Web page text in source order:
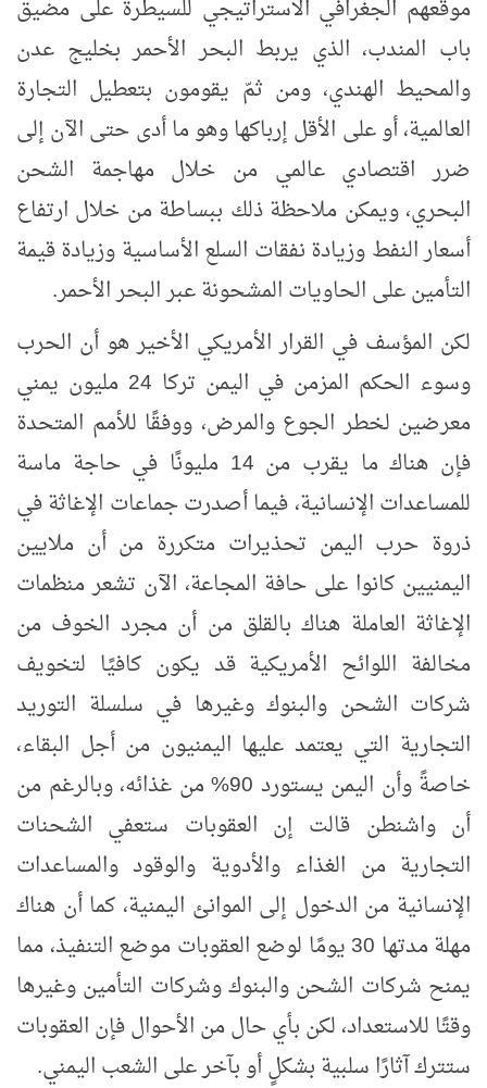
موقعهم الجغرافي الاستراتيجي للسيطرة على مضيق
باب المندب، الذي يربط البحر الأحمر بخليج عدن
والمحيط الهندي، ومن ثمّ يقومون بتعطيل التجارة
العالمية، أو على الأقل إرباكها وهو ما أدى حتى الآن إلى
ضرر اقتصادي عالمي من خلال مهاجمة الشحن
البحري، ويمكن ملاحظة ذلك ببساطة من خلال ارتفاع
أسعار النفط وزيادة نفقات السلع الأساسية وزيادة قيمة
التأمين على الحاويات المشحونة عبر البحر الأحمر.
لكن المؤسف في القرار الأمريكي الأخير هو أن الحرب
وسوء الحكم المزمن في اليمن تركا 24 مليون يمني
معرضين لخطر الجوع والمرض، ووفقًا للأمم المتحدة
فإن هناك ما يقرب من 14 مليونًا في حاجة ماسة
للمساعدات الإنسانية،فيما أصدرت جماعات الإغاثة في
ذروة حرب اليمن تحذيرات متكررة من أن ملايين
اليمنيين كانوا على حافة المجاعة، الآن تشعر منظمات
الإغاثة العاملة هناك بالقلق من أن مجرد الخوف من
مخالفة اللوائح الأمريكية قد يكون كافيًا لتخويف
شركات الشحن والبنوك وغيرها في سلسلة التوريد
التجارية التي يعتمد عليها اليمنيون من أجل البقاء،
خاصةً وأن اليمن يستورد 90% من غذائه، وبالرغم من
أن واشنطن قالت إن العقوبات ستعفي الشحنات
التجارية من الغذاء والأدوية والوقود والمساعدات
الإنسانية من الدخول إلى الموانئ اليمنية، كما أن هناك
مهلة مدتها 30 يومًا لوضع العقوبات موضع التنفيذ، مما
يمنح شركات الشحن والبنوك وشركات التأمين وغيرها
وقتًا للاستعداد، لكن بأي حال من الأحوال فإن العقوبات
ستترك آثارًا سلبية بشكلٍ أو بآخر على الشعب اليمني.